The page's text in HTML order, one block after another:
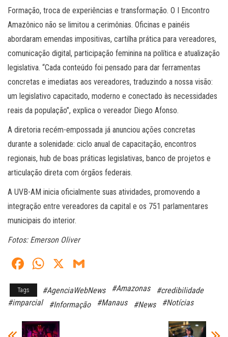
Formação, troca de experiências e transformação. O I Encontro
Amazônico não se limitou a cerimônias. Oficinas e painéis
abordaram emendas impositivas, cartilha prática para vereadores,
comunicação digital, participação feminina na política e atualização
legislativa. “Cada conteúdo foi pensado para dar ferramentas
concretas e imediatas aos vereadores, traduzindo a nossa visão:
um legislativo capacitado, moderno e conectado às necessidades
reais da população”, explica o vereador Diego Afonso.
A diretoria recém-empossada já anunciou ações concretas
durante a solenidade: ciclo anual de capacitação, encontros
regionais, hub de boas práticas legislativas, banco de projetos e
articulação direta com órgãos federais.
A UVB-AM inicia oficialmente suas atividades, promovendo a
integração entre vereadores da capital e os 751 parlamentares
municipais do interior.
Fotos: Emerson Oliver
Fa
ce
bo
W
ts
A
pp
X
ail
Tags #AgenciaWebNews #Amazonas
#credibilidade
#imparcial
#Informação #Manaus #News #Notícias